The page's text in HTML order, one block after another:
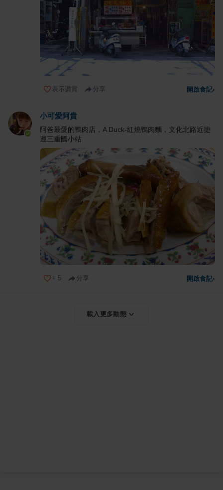
表示讚賞 分享 開啟食記›
小可愛阿貴
阿爸最愛的鴨肉店，A Duck-紅燒鴨肉麵，文化北路近捷
運三重國小站
+ 5 分享 開啟食記›
載入更多動態